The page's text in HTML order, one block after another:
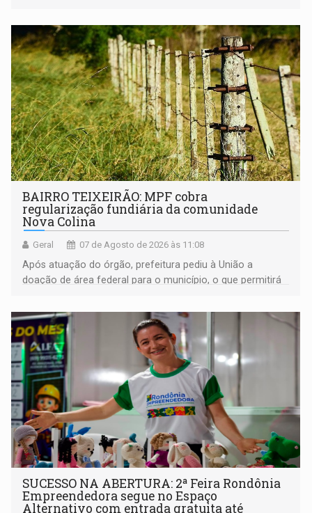
BAIRRO TEIXEIRÃO: MPF cobra
regularização fundiária da comunidade
Nova Colina
Geral 07 de Agosto de 2026 às 11:08
Após atuação do órgão, prefeitura pediu à União a
doação de área federal para o município, o que permitirá
SUCESSO NA ABERTURA: 2ª Feira Rondônia
Empreendedora segue no Espaço
Alternativo com entrada gratuita até